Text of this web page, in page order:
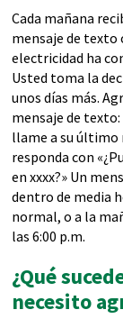
Cada mañana
mensaje de
electricidad ha
Usted toma la
unos días más.
mensaje de
llame a su último
responda con
en xxxx?» Un
dentro de media
normal, o a la
las 6:00 p.m.
¿Qué
necesito